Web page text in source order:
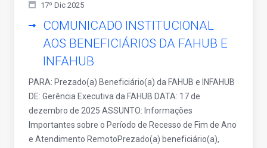
17º Dic 2025
COMUNICADO INSTITUCIONAL
AOS BENEFICIÁRIOS DA FAHUB E
INFAHUB
PARA: Prezado(a) Beneficiário(a) da FAHUB e INFAHUB
DE: Gerência Executiva da FAHUB DATA: 17 de
dezembro de 2025 ASSUNTO: Informações
Importantes sobre o Período de Recesso de Fim de Ano
e Atendimento RemotoPrezado(a) beneficiário(a),